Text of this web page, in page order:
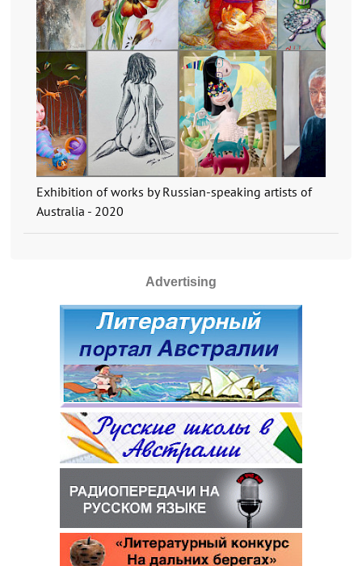
Exhibition of works by Russian-speaking artists of
Australia - 2020
Advertising